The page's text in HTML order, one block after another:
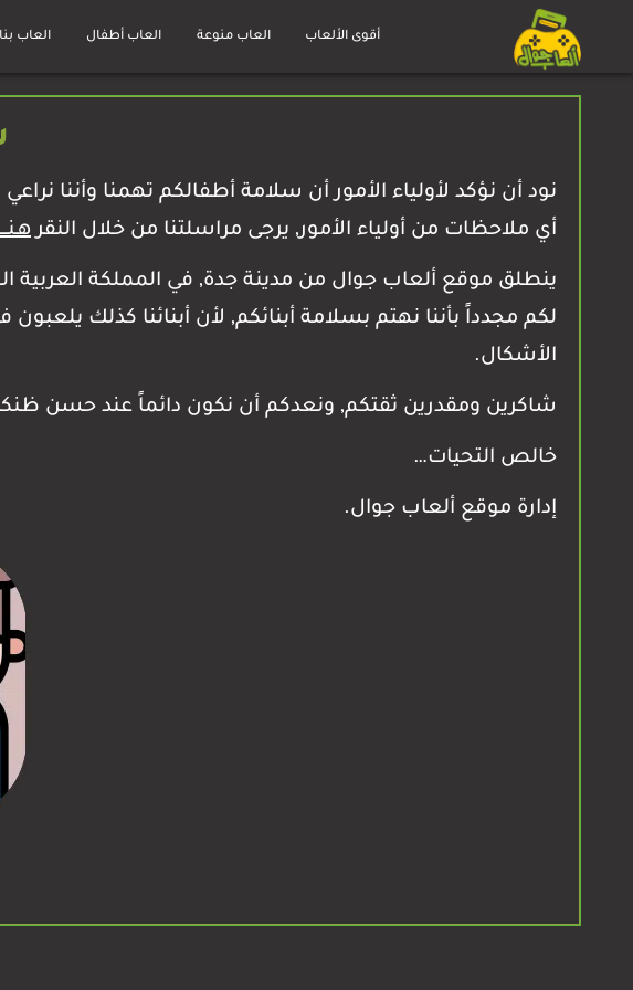
مجانية
أقوى الألعاب العاب منوعة العاب أطفال العاب
نود أن نؤكد لأولياء الأمور أن سلامة أطفالكم تهمنا وأننا
أي ملاحظات من أولياء الأمور, يرجى مراسلتنا من خلال النقر
ينطلق موقع ألعاب جوال من مدينة جدة, في المملكة العربية
لكم مجدداً بأننا نهتم بسلامة أبنائكم, لأن أبنائنا كذلك
الأشكال.
شاكرين ومقدرين ثقتكم, ونعدكم أن نكون دائماً عند حسن
خالص التحيات…
إدارة موقع ألعاب جوال.